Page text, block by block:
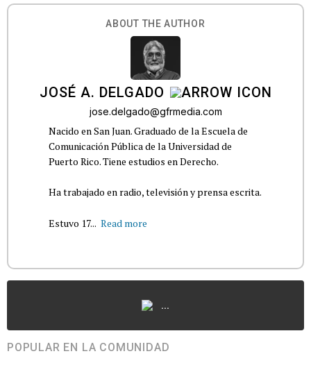
ABOUT THE AUTHOR
JOSÉ A. DELGADO
jose.delgado@gfrmedia.com
Nacido en San Juan. Graduado de la Escuela de
Comunicación Pública de la Universidad de
Puerto Rico. Tiene estudios en Derecho.
Ha trabajado en radio, televisión y prensa escrita.
Estuvo 17... Read more
...
POPULAR EN LA COMUNIDAD